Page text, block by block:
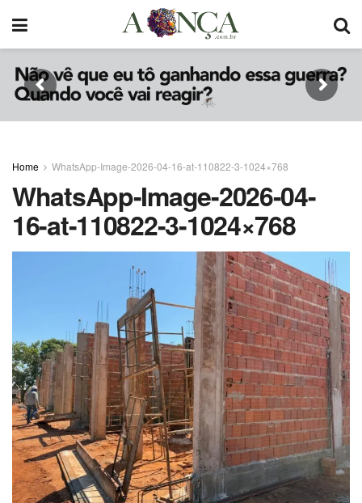
Home WhatsApp-Image-2026-04-16-at-110822-3-1024×768
WhatsApp-Image-2026-04-
16-at-110822-3-1024×768